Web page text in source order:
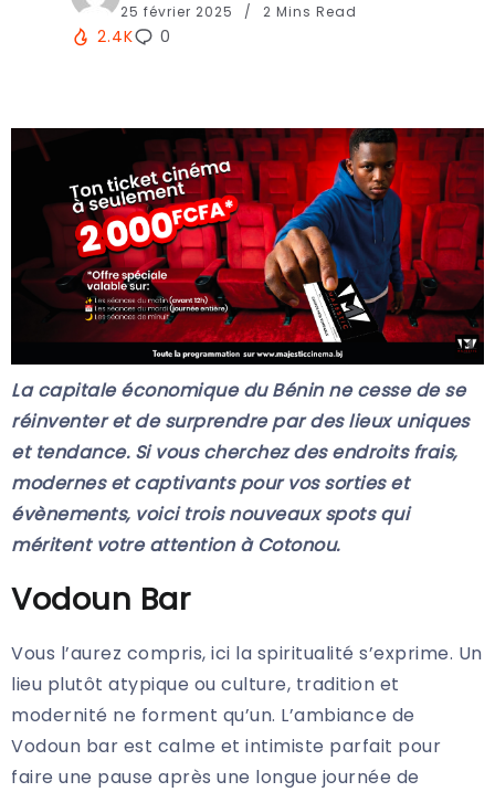
25 février 2025 2 Mins Read
2.4K 0
La capitale économique du Bénin ne cesse de se
réinventer et de surprendre par des lieux uniques
et tendance. Si vous cherchez des endroits frais,
modernes et captivants pour vos sorties et
évènements, voici trois nouveaux spots qui
méritent votre attention à Cotonou.
Vodoun Bar
Vous l’aurez compris, ici la spiritualité s’exprime. Un
lieu plutôt atypique ou culture, tradition et
modernité ne forment qu’un. L’ambiance de
Vodoun bar est calme et intimiste parfait pour
faire une pause après une longue journée de